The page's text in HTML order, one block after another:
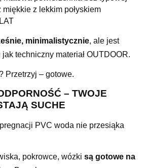
miękkie z lekkim połyskiem
minimalistycznie, ale jest
techniczny materiał OUTDOOR.
Przetrzyj – gotowe.
– TWOJE
SUCHE
PVC woda nie przesiąka
pokrowce, wózki są gotowe na